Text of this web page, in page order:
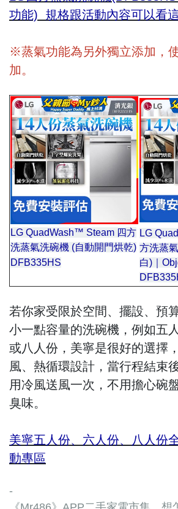
功能) 規格跟活動內容可以看
※蒸氣功能為另外獨立添加，
加。
LG QuadWash™ Steam 四方
洗蒸氣洗碗機 (自動開門烘乾)
DFB335HS
LG
方洗蒸
白)｜
若你家受限於空間、擺設、預
小一點容量的洗碗機，例如五
或八人份，美寧是很好的選擇
風、熱循環設計，當行程結束
用冷風送風一次，不用擔心碗
臭味。
美寧五人份、六人份、八人份
動專區
-